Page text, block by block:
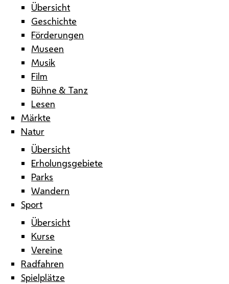
Übersicht
Geschichte
Förderungen
Museen
Musik
Film
Bühne & Tanz
Lesen
Märkte
Natur
Übersicht
Erholungsgebiete
Parks
Wandern
Sport
Übersicht
Kurse
Vereine
Radfahren
Spielplätze